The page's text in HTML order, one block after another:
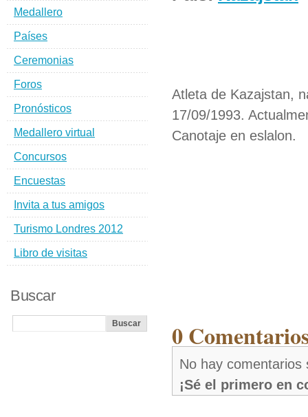
Atleta de Kazajstan,
17/09/1993.
Canotaje en eslalon.
0
No hay comentarios
¡Sé el primero en
Medallero
Países
Ceremonias
Foros
Pronósticos
Medallero virtual
Concursos
Encuestas
Invita a tus amigos
Turismo Londres 2012
Libro de visitas
Buscar